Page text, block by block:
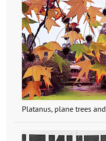
Platanus, plane trees